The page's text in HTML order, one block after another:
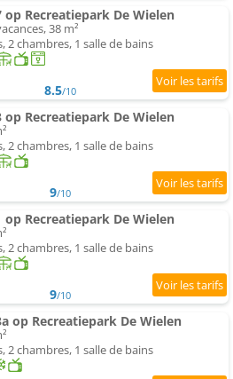
op Recreatiepark De Wielen
38 m²
2 chambres, 1 salle de bains
8.5/10
op Recreatiepark De Wielen
2 chambres, 1 salle de bains
9/10
op Recreatiepark De Wielen
2 chambres, 1 salle de bains
9/10
op Recreatiepark De Wielen
2 chambres, 1 salle de bains